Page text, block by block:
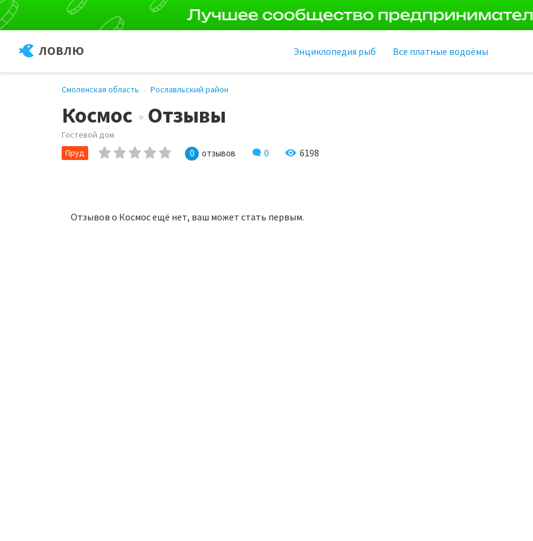
ЛОВЛЮ Энциклопедия рыб Все платные водоёмы
Смоленская область Рославльский район
Космос Отзывы
Гостевой дом
Пруд
0 отзывов 0 6198
Отзывов о Космос ещё нет, ваш может стать первым.